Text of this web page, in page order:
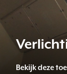
Bekijk deze